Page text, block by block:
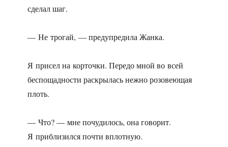
сделал шаг.
— Не трогай, — предупредила Жанка.
Я присел на корточки. Передо мной во всей
беспощадности раскрылась нежно розовеющая
плоть.
— Что? — мне почудилось, она говорит.
Я приблизился почти вплотную.